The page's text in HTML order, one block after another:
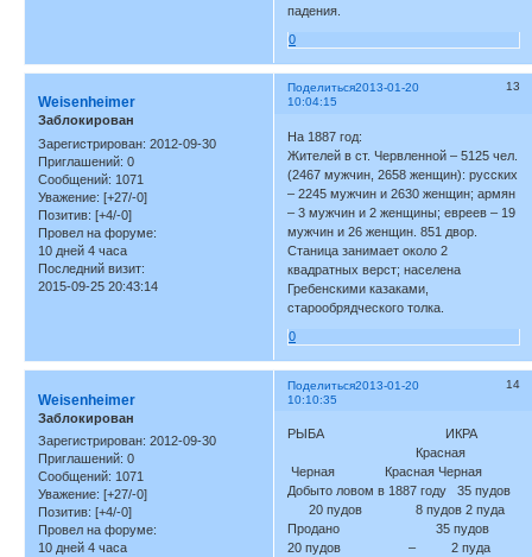
падения.
0
Поделиться 13
2013-01-20
10:04:15
Weisenheimer
Заблокирован
Зарегистрирован: 2012-09-30
Приглашений: 0
Сообщений: 1071
Уважение: [+27/-0]
Позитив: [+4/-0]
Провел на форуме:
10 дней 4 часа
Последний визит:
2015-09-25 20:43:14
На 1887 год:
Жителей в ст. Червленной – 5125 чел.
(2467 мужчин, 2658 женщин): русских
– 2245 мужчин и 2630 женщин; армян
– 3 мужчин и 2 женщины; евреев – 19
мужчин и 26 женщин. 851 двор.
Станица занимает около 2
квадратных верст; населена
Гребенскими казаками,
старообрядческого толка.
0
Поделиться 14
2013-01-20
10:10:35
Weisenheimer
Заблокирован
Зарегистрирован: 2012-09-30
Приглашений: 0
Сообщений: 1071
Уважение: [+27/-0]
Позитив: [+4/-0]
Провел на форуме:
10 дней 4 часа
РЫБА ИКРА
Красная
Черная Красная Черная
Добыто ловом в 1887 году 35 пудов
20 пудов 8 пудов 2 пуда
Продано 35 пудов
20 пудов – 2 пуда